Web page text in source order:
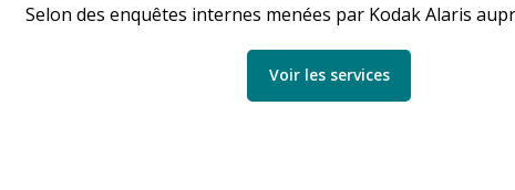
Selon des enquêtes internes menées par Kodak Alaris
Voir les services